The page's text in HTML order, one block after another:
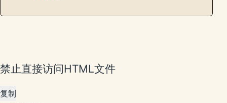
禁止直接访问HTML文件
复制